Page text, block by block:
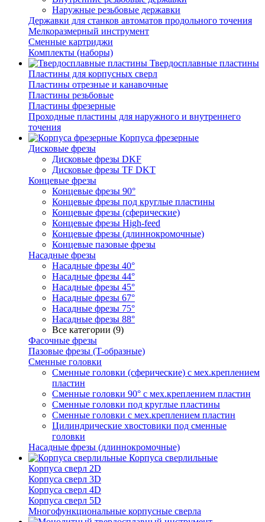
Наружные резьбовые державки
Державки для станков автоматов продольного точения
Мелкоразмерный инструмент
Сменные картриджи
Комплекты (наборы)
Твердосплавные пластины
Пластины для корпусных сверл
Пластины отрезные и канавочные
Пластины резьбовые
Пластины фрезерные
Проходные пластины для наружного и внутреннего
точения
Корпуса фрезерные
Дисковые фрезы
Дисковые фрезы DKF
Дисковые фрезы TF DKT
Концевые фрезы
Концевые фрезы 90°
Концевые фрезы под круглые пластины
Концевые фрезы (сферические)
Концевые фрезы High-feed
Концевые фрезы (длиннокромочные)
Концевые пазовые фрезы
Насадные фрезы
Насадные фрезы 40°
Насадные фрезы 44°
Насадные фрезы 45°
Насадные фрезы 67°
Насадные фрезы 75°
Насадные фрезы 88°
Все категории (9)
Фасочные фрезы
Пазовые фрезы (T-образные)
Сменные головки
Сменные головки (сферические) с мех.креплением
пластин
Сменные головки 90° с мех.креплением пластин
Сменные головки под круглые пластины
Сменные головки с мех.креплением пластин
Цилиндрические хвостовики под сменные
головки
Насадные фрезы (длиннокромочные)
Корпуса сверлильные
Корпуса сверл 2D
Корпуса сверл 3D
Корпуса сверл 4D
Корпуса сверл 5D
Многофункциональные корпусные сверла